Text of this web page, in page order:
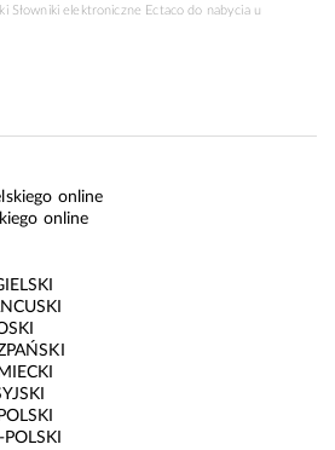
Słowniki elektroniczne Ectaco do nabycia u
online
online